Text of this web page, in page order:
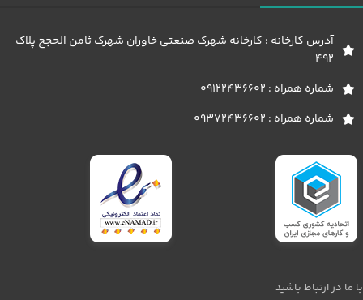
آدرس کارخانه : کارخانه شهرک صنعتی خاوران شهرک ثامن الحجج پلاک
492
شماره همراه : 09122436602
شماره همراه : 09372436602
با ما در ارتباط باشید